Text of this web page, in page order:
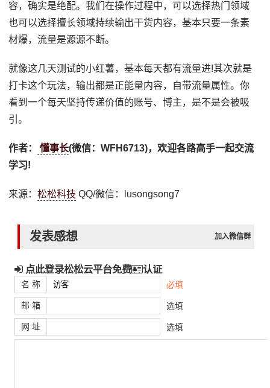
容，确实是绝配。我们在操作过程中，可以选择热门领域
也可以选择擅长领域持续输出干货内容，基本只要一条素
材爆，流量是源源不断。
就像这几天测试的小红薯，基本每天都有流量进!其次就是
打卡这个玩法，输出都是正能量内容，自带流量属性。你
看到一个每天坚持传递价值的账号、博主，是不是会被吸
引。
作者： 懂事长(微信：WFH6713)，欢迎各路高手一起交流
学习!
来源：松松科技 QQ/微信：lusongsong7
发表感想 加入微信群
点此登录松松云平台免费 认证
名 称 必填
邮 箱 选填
网 址 选填